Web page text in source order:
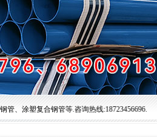
管、涂塑复合钢管等.咨询热线:18723456696.